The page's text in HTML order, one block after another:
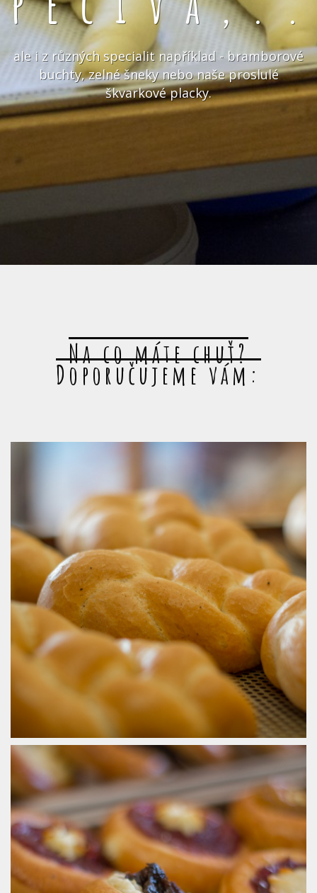
ale i z různých specialit například - bramborové
buchty, zelné šneky nebo naše proslulé
škvarkové placky.
Na co máte chuť?
Doporučujeme vám: